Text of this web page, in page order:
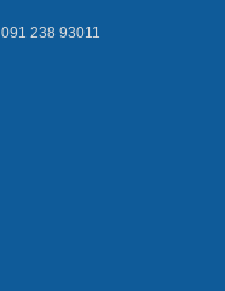
091 238 93011